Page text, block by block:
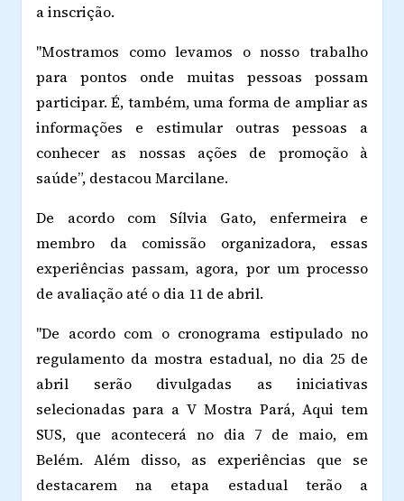
a inscrição.
"Mostramos como levamos o nosso trabalho
para pontos onde muitas pessoas possam
participar. É, também, uma forma de ampliar as
informações e estimular outras pessoas a
conhecer as nossas ações de promoção à
saúde”, destacou Marcilane.
De acordo com Sílvia Gato, enfermeira e
membro da comissão organizadora, essas
experiências passam, agora, por um processo
de avaliação até o dia 11 de abril.
"De acordo com o cronograma estipulado no
regulamento da mostra estadual, no dia 25 de
abril serão divulgadas as iniciativas
selecionadas para a V Mostra Pará, Aqui tem
SUS, que acontecerá no dia 7 de maio, em
Belém. Além disso, as experiências que se
destacarem na etapa estadual terão a